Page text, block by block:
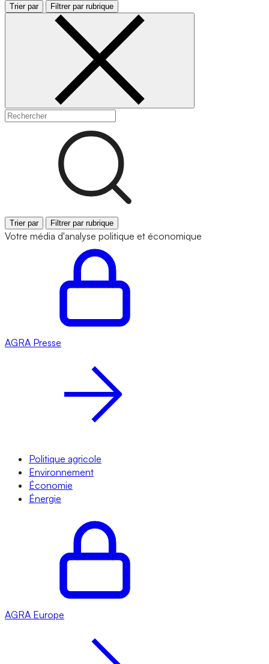
Trier par Filtrer par rubrique
Trier par Filtrer par rubrique
Votre média d'analyse politique et économique
AGRA Presse
Politique agricole
Environnement
Économie
Énergie
AGRA Europe